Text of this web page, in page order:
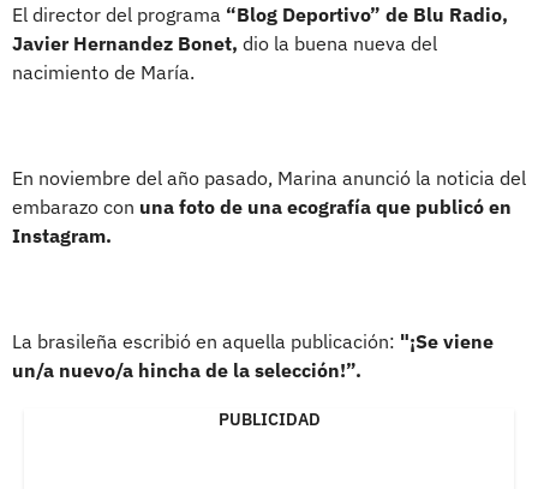
El director del programa “Blog Deportivo” de Blu Radio,
Javier Hernandez Bonet, dio la buena nueva del
nacimiento de María.
En noviembre del año pasado, Marina anunció la noticia del
embarazo con una foto de una ecografía que publicó en
Instagram.
La brasileña escribió en aquella publicación: "¡Se viene
un/a nuevo/a hincha de la selección!”.
PUBLICIDAD